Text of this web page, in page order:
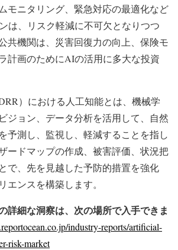
モニタリング、緊急対応の最適化など
は、リスク軽減に不可欠となりつつ
共機関は、災害回復力の向上、保険モ
計画のためにAIの活用に多大な投資
）における人工知能とは、機械学
ジョン、データ分析を活用して、自然
予測し、監視し、軽減することを指し
ードマップの作成、被害評価、状況把
で、先を見越した予防的措置を強化
エンスを構築します。
詳細な洞察は、次の場所で入手できま
industry-reports/artificial-
risk-market